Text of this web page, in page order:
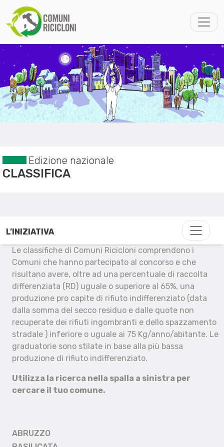
Edizione nazionale
CLASSIFICA
L’INIZIATIVA
Le classifiche di Comuni Ricicloni comprendono i
Comuni che hanno partecipato al concorso e che
risultano avere, oltre ad una percentuale di raccolta
differenziata (RD) uguale o superiore al 65%, una
produzione pro capite di rifiuto indifferenziato (data
dalla somma del secco residuo e dalle quote non
recuperate dei rifiuti ingombranti e dello spazzamento
stradale ) inferiore o uguale ai 75 Kg/anno/abitante. Le
graduatorie sono stilate in base alla più bassa
produzione di rifiuto indifferenziato.
Utilizza la ricerca nella spalla a sinistra per
cercare il tuo comune.
ABRUZZO